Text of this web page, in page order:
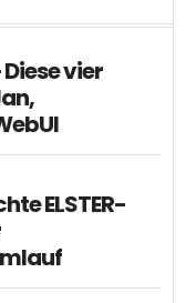
vier
ELSTER-